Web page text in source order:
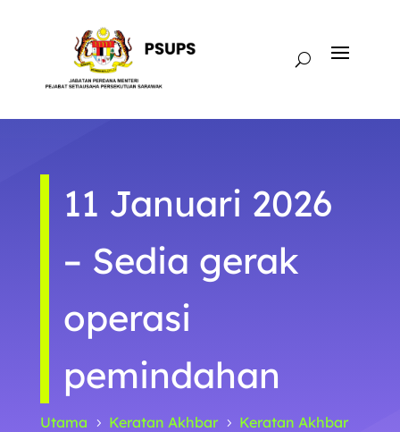
11 Januari 2026
– Sedia gerak
operasi
pemindahan
Utama 5 Keratan Akhbar 5
Keratan Akhbar